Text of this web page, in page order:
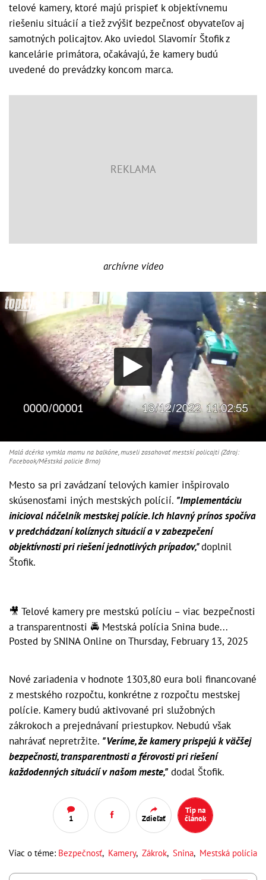
telové kamery, ktoré majú prispieť k objektívnemu
riešeniu situácií a tiež zvýšiť bezpečnosť obyvateľov aj
samotných policajtov. Ako uviedol Slavomír Štofik z
kancelárie primátora, očakávajú, že kamery budú
uvedené do prevádzky koncom marca.
archívne video
Malá dcérka vymkla mamu na balkóne, museli zasahovať mestskí policajti (Zdroj:
Facebook/Městská policie Brno)
Mesto sa pri zavádzaní telových kamier inšpirovalo
skúsenosťami iných mestských polícií. "Implementáciu
inicioval náčelník mestskej polície. Ich hlavný prínos spočíva
v predchádzaní kolíznych situácií a v zabezpečení
objektívnosti pri riešení jednotlivých prípadov,"doplnil
Štofik.
🎥 Telové kamery pre mestskú políciu – viac bezpečnosti
a transparentnosti 🚔 Mestská polícia Snina bude...
Posted by SNINA Online onThursday, February 13, 2025
Nové zariadenia v hodnote 1303,80 eura boli financované
z mestského rozpočtu, konkrétne z rozpočtu mestskej
polície. Kamery budú aktivované pri služobných
zákrokoch a prejednávaní priestupkov. Nebudú však
nahrávať nepretržite. "Veríme, že kamery prispejú k väčšej
bezpečnosti, transparentnosti a férovosti pri riešení
každodenných situácií v našom meste," dodal Štofik.
1 Zdieľať
Tip na
článok
Viac o téme: Bezpečnosť, Kamery, Zákrok, Snina, Mestská polícia